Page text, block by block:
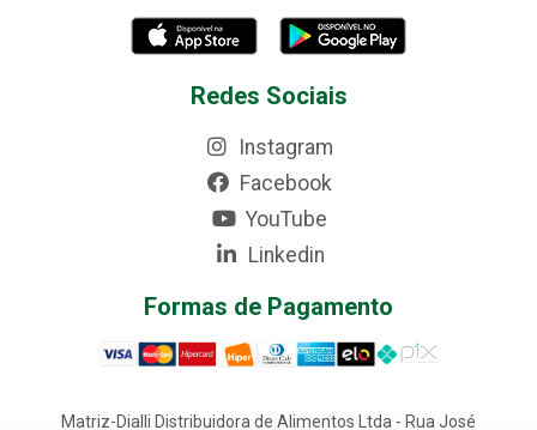
Redes Sociais
Instagram
Facebook
YouTube
Linkedin
Formas de Pagamento
Matriz-Dialli Distribuidora de Alimentos Ltda - Rua José